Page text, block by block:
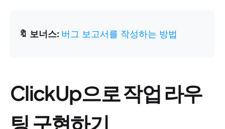
🔖 보너스: 버그 보고서를 작성하는 방법
ClickUp으로 작업 라우
팅 구현하기